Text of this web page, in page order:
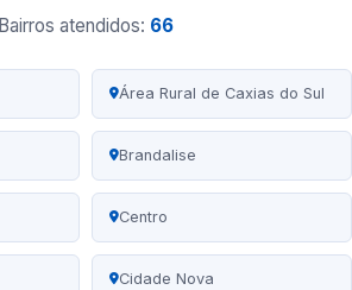
Bairros atendidos: 66
Área Rural de Caxias do Sul
Brandalise
Centro
Cidade Nova